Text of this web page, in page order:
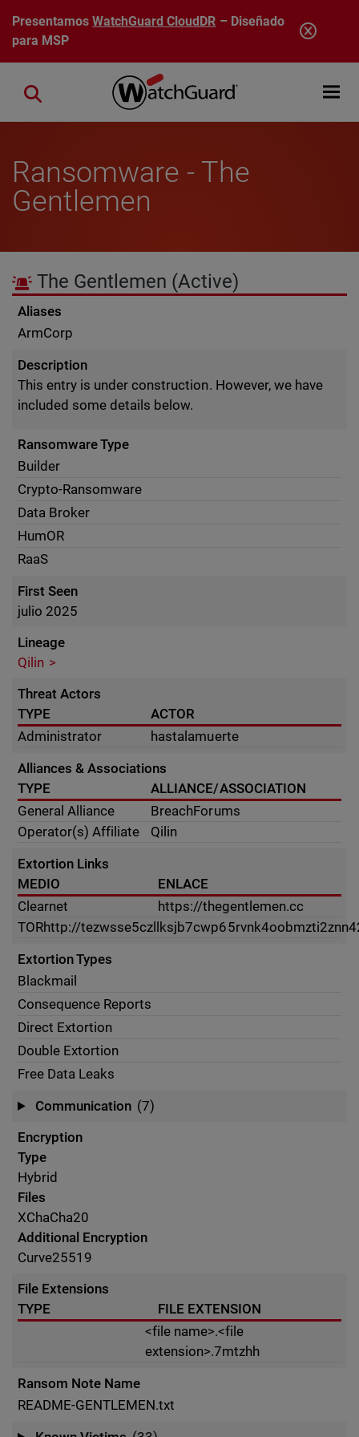
Pasar al contenido principal
PresentamosWatchGuard CloudDR – Diseñado
para MSP
Open
Close search
Ransomware - The
Gentlemen
The Gentlemen (Active)
Aliases
ArmCorp
Description
This entry is under construction. However, we have
included some details below.
Ransomware Type
Builder
Crypto-Ransomware
Data Broker
HumOR
RaaS
First Seen
julio 2025
Lineage
Qilin
Threat Actors
TYPE
ACTOR
Administrator
hastalamuerte
Alliances & Associations
TYPE
ALLIANCE/ASSOCIATION
General Alliance
BreachForums
Operator(s) Affiliate
Qilin
Extortion Links
MEDIO
ENLACE
Clearnet
https://thegentlemen.cc
TORhttp://
Extortion Types
Blackmail
Consequence Reports
Direct Extortion
Double Extortion
Free Data Leaks
Communication (7)
Encryption
Type
Hybrid
Files
XChaCha20
Additional Encryption
Curve25519
File Extensions
TYPE
FILE EXTENSION
<file name>.<file
extension>.7mtzhh
Ransom Note Name
README-GENTLEMEN.txt